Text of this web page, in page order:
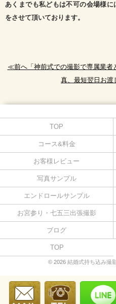
あくまでも私どもは不可の会場様
をさせて頂いております。
≪前へ「神前式での撮影で専属業者
真、最短翌日お
TOP
コース&料金
お客様レビュー
写真サンプル
エンドロールサンプル
お宮参り・七五三出張撮影
ブログ
TOP
© 2026 結婚式持ち込み撮